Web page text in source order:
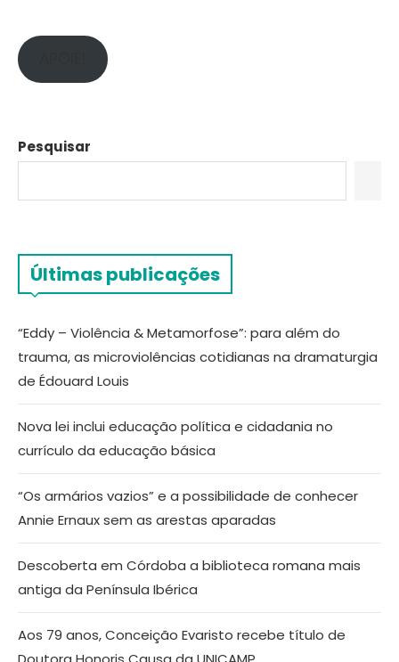
Pesquisar
Últimas publicações
“Eddy – Violência & Metamorfose”: para além do
trauma, as microviolências cotidianas na dramaturgia
de Édouard Louis
Nova lei inclui educação política e cidadania no
currículo da educação básica
“Os armários vazios” e a possibilidade de conhecer
Annie Ernaux sem as arestas aparadas
Descoberta em Córdoba a biblioteca romana mais
antiga da Península Ibérica
Aos 79 anos, Conceição Evaristo recebe título de